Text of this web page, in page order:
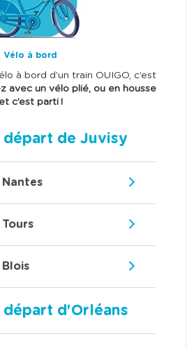
Vélo à bord
à bord d’un train OUIGO, c’est
avec un vélo plié, ou en housse
et c’est parti !
départ de Juvisy
départ d'Orléans